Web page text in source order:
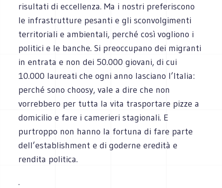
risultati di eccellenza. Ma i nostri preferiscono
le infrastrutture pesanti e gli sconvolgimenti
territoriali e ambientali, perché così vogliono i
politici e le banche. Si preoccupano dei migranti
in entrata e non dei 50.000 giovani, di cui
10.000 laureati che ogni anno lasciano l’Italia:
perché sono choosy, vale a dire che non
vorrebbero per tutta la vita trasportare pizze a
domicilio e fare i camerieri stagionali. E
purtroppo non hanno la fortuna di fare parte
dell’establishment e di goderne eredità e
rendita politica.
.